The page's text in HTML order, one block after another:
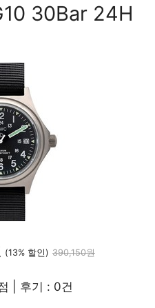
30Bar 24H
(13% 할인) 390,150원
| 후기 : 0건